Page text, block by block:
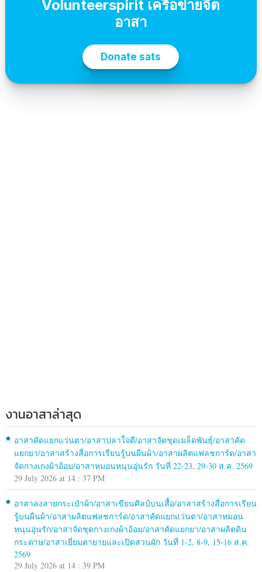
งานอาสาล่าสุด
อาสาคัดแยกแว่นตา/อาสาปลาใจดี/อาสาจัดชุดเมล็ดพันธุ์/อาสาคัด
แยกยา/อาสาสร้างสื่อการเรียนรู้บนผืนผ้า/อาสาผลิตแฟลชการ์ด/อาสา
จัดกางเกงผ้าอ้อม/อาสาหมอนหนุนอุ่นรัก วันที่ 22-23, 29-30 ส.ค. 2569
29 July 2026 at 14 : 37 PM
อาสาลงลายกระเป๋าผ้า/อาสาเขียนศิลป์บนเสื้อ/อาสาสร้างสื่อการเรียน
รู้บนผืนผ้า/อาสาผลิตแฟลชการ์ด/อาสาคัดแยกแว่นตา/อาสาหมอน
หนุนอุ่นรัก/อาสาจัดชุดกางเกงผ้าอ้อม/อาสาคัดแยกยา/อาสาผลิตดิน
กระดาษ/อาสาเยี่ยมตายายและเปิดสวนผัก วันที่ 1-2, 8-9, 15-16 ส.ค.
2569
29 July 2026 at 14 : 39 PM